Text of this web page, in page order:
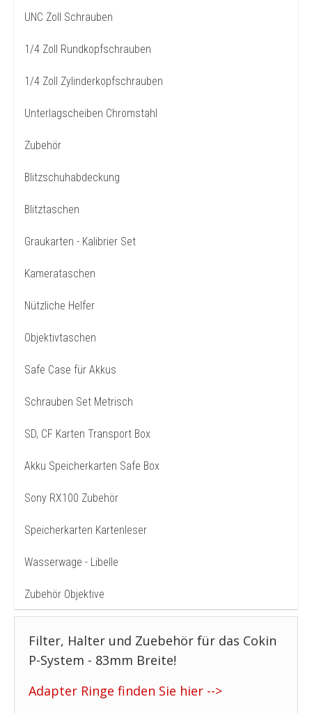
UNC Zoll Schrauben
1/4 Zoll Rundkopfschrauben
1/4 Zoll Zylinderkopfschrauben
Unterlagscheiben Chromstahl
Zubehör
Blitzschuhabdeckung
Blitztaschen
Graukarten - Kalibrier Set
Kamerataschen
Nützliche Helfer
Objektivtaschen
Safe Case für Akkus
Schrauben Set Metrisch
SD, CF Karten Transport Box
Akku Speicherkarten Safe Box
Sony RX100 Zubehör
Speicherkarten Kartenleser
Wasserwage - Libelle
Zubehör Objektive
Filter, Halter und Zuebehör für das Cokin
P-System - 83mm Breite!
Adapter Ringe finden Sie hier -->